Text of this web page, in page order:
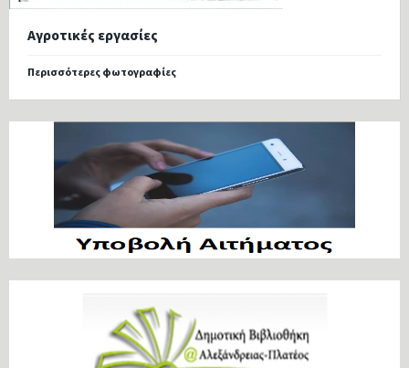
Αγροτικές εργασίες
Περισσότερες φωτογραφίες